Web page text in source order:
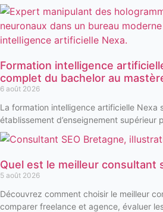
Formation intelligence
complet du bachelor au
6 août 2026
La formation intelligence artificielle Nexa
établissement d’enseignement supérieur
Quel est le meilleur consultant
5 août 2026
Découvrez comment choisir le meilleur
comparer freelance et agence, évaluer